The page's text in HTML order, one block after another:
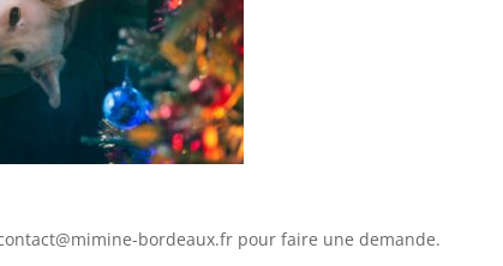
bordeaux.fr pour faire une demande.